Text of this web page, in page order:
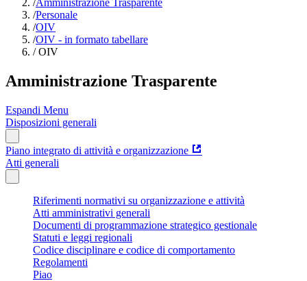
/Amministrazione Trasparente
/Personale
/OIV
/OIV - in formato tabellare
/OIV
Amministrazione Trasparente
Espandi Menu
Disposizioni generali
Piano integrato di attività e organizzazione
Atti generali
Riferimenti normativi su organizzazione e attività
Atti amministrativi generali
Documenti di programmazione strategico gestionale
Statuti e leggi regionali
Codice disciplinare e codice di comportamento
Regolamenti
Piao